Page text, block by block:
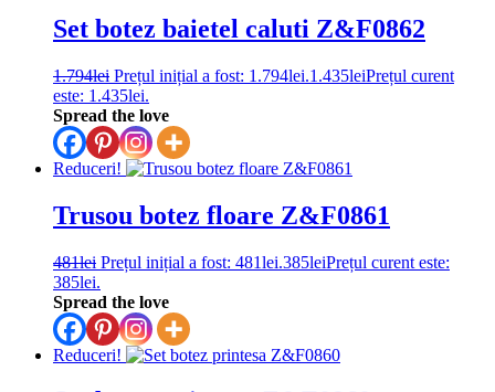
Set botez baietel caluti Z&F0862
1.794lei Prețul inițial a fost: 1.794lei.1.435leiPrețul curent
este: 1.435lei.
Spread the love
Reduceri!
Trusou botez floare Z&F0861
481lei Prețul inițial a fost: 481lei.385leiPrețul curent este:
385lei.
Spread the love
Reduceri!